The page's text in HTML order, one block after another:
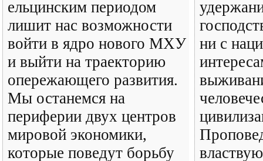
ельцинским периодом
лишит нас возможности
войти в ядро нового МХУ
и выйти на траекторию
опережающего развития.
Мы останемся на
периферии двух центров
мировой экономики,
которые поведут борьбу
ни с